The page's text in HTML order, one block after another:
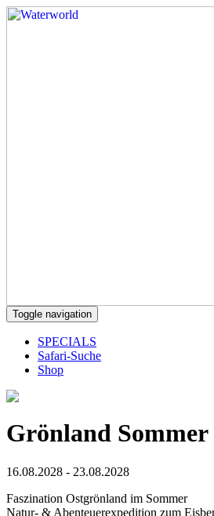
Toggle navigation
SPECIALS
Safari-Suche
Shop
Grönland Sommer
16.08.2028 - 23.08.2028
Faszination Ostgrönland im Sommer
Natur- & Abenteuerexpedition zum